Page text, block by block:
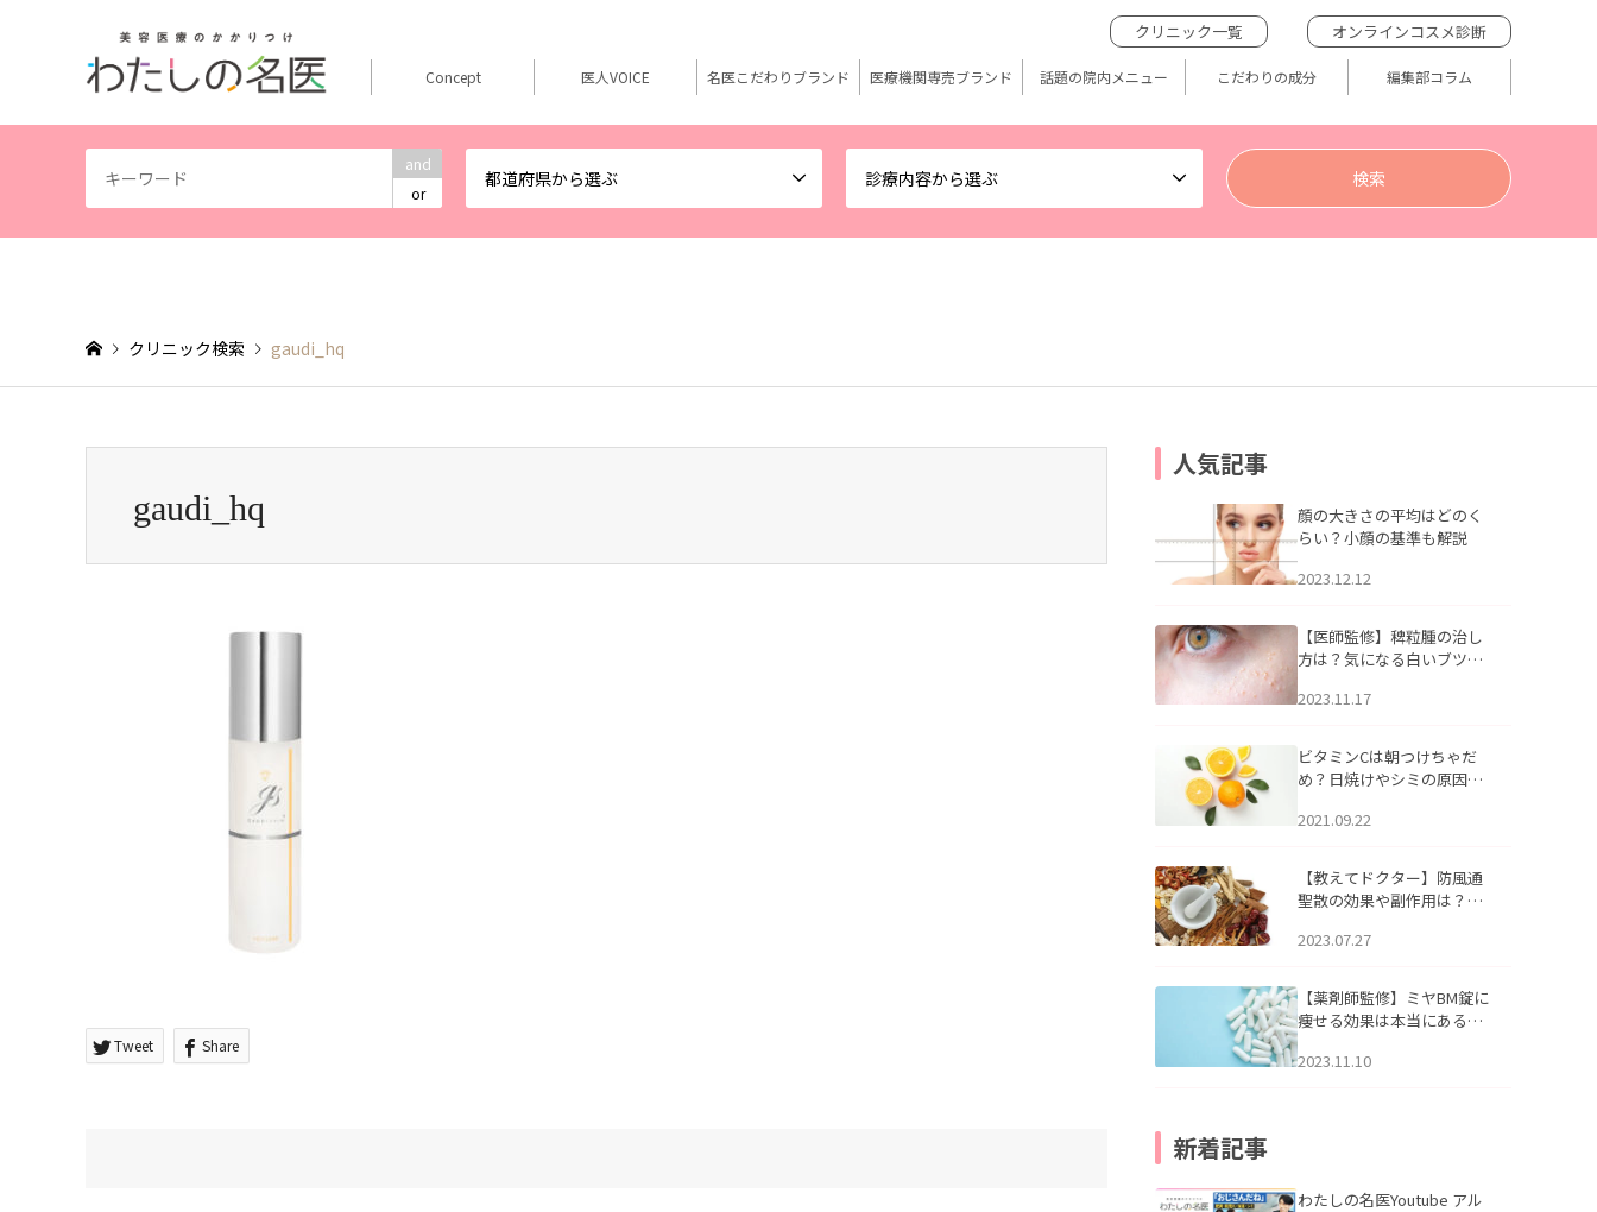
and
or
都道府県から選ぶ 診療内容から選ぶ
クリニック一覧 オンラインコスメ診断
Concept 医人VOICE 名医こだわりブランド 医療機関専売ブランド 話題の院内メニュー こだわりの成分 編集部コラム
クリニック検索 gaudi_hq
gaudi_hq
Tweet Share
人気記事
顔の大きさの平均はどのく
らい？小顔の基準も解説
2023.12.12
【医師監修】稗粒腫の治し
方は？気になる白いブツブ
アについて
2023.11.17
ビタミンCは朝つけちゃだ
め？日焼けやシミの原因に
2021.09.22
【教えてドクター】防風通
聖散の効果や副作用は？長
2023.07.27
【薬剤師監修】ミヤBM錠に
痩せる効果は本当にある
2023.11.10
新着記事
わたしの名医Youtube アル